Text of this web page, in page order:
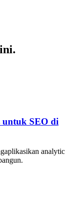
.
untuk SEO di
analytic